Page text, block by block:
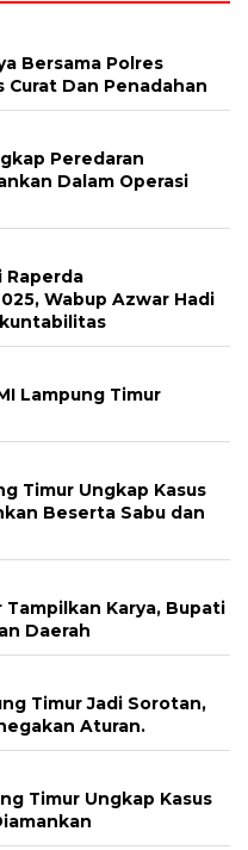
Bersama Polres
Curat Dan Penadahan
Peredaran
Dalam Operasi
Raperda
Wabup Azwar Hadi
Lampung Timur
Timur Ungkap Kasus
Beserta Sabu dan
Tampilkan Karya, Bupati
Daerah
Timur Jadi Sorotan,
Aturan.
Timur Ungkap Kasus